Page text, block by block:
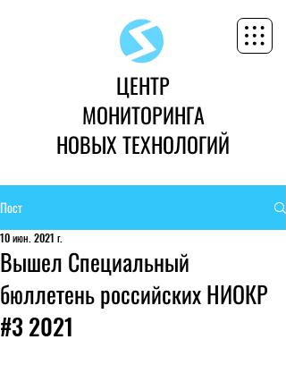
ЦЕНТР
МОНИТОРИНГА
НОВЫХ ТЕХНОЛОГИЙ
Пост
Вышел Специальный
бюллетень российских НИОКР
#3 2021
10 июн. 2021 г.